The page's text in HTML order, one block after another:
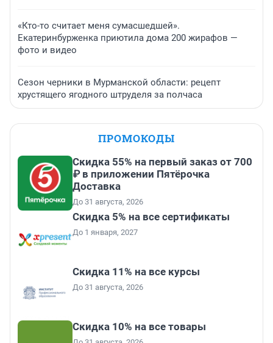
«Кто-то считает меня сумасшедшей».
Екатеринбурженка приютила дома 200 жирафов —
фото и видео
Сезон черники в Мурманской области: рецепт
хрустящего ягодного штруделя за полчаса
ПРОМОКОДЫ
Скидка 55% на первый заказ от 700
₽ в приложении Пятёрочка
Доставка
До 31 августа, 2026
Скидка 5% на все сертификаты
До 1 января, 2027
Скидка 11% на все курсы
До 31 августа, 2026
Скидка 10% на все товары